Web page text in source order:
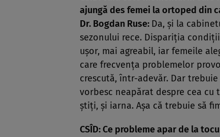
ajungă des femei la ortoped din
Dr. Bogdan Ruse: Da, şi la
sezonului rece. Dispariţia
uşor, mai agreabil, iar femeile
care frecvenţa problemelor
crescută, într-adevăr. Dar
vorbesc neapărat despre cea
ştiţi, şi iarna. Aşa că trebuie să
CSÎD: Ce probleme apar de la